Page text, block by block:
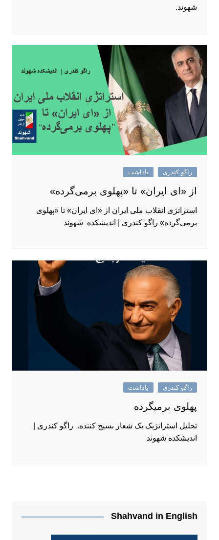
شهوند.
راگو کندری یاداشت
از «ای ایران» تا «پهلوی برمی‌گرده»
استراتژی انقلاب ملی ایران از «ای ایران» تا «پهلوی
برمی‌گرده» راگو کندری | اندیشکده شهوند
راگو کندری یاداشت
پهلوی برمیگرده
تحلیل استراتژیک یک شعار بسیج کننده. راگو کندری |
اندیشکده شهوند
Shahvand in English